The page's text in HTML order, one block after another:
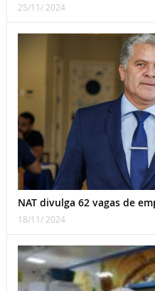
25/11/ 2024
NAT divulga 62 vagas de
18/11/ 2024